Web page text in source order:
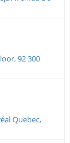
92 300
Quebec,